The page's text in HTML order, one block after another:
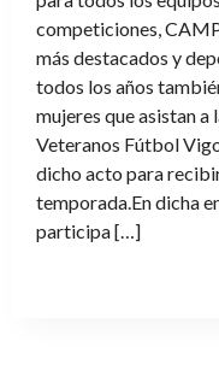
competiciones,
más destacados y
todos los años
mujeres que asistan a
Veteranos Fútbol
dicho acto para
temporada.En dicha
participa […]